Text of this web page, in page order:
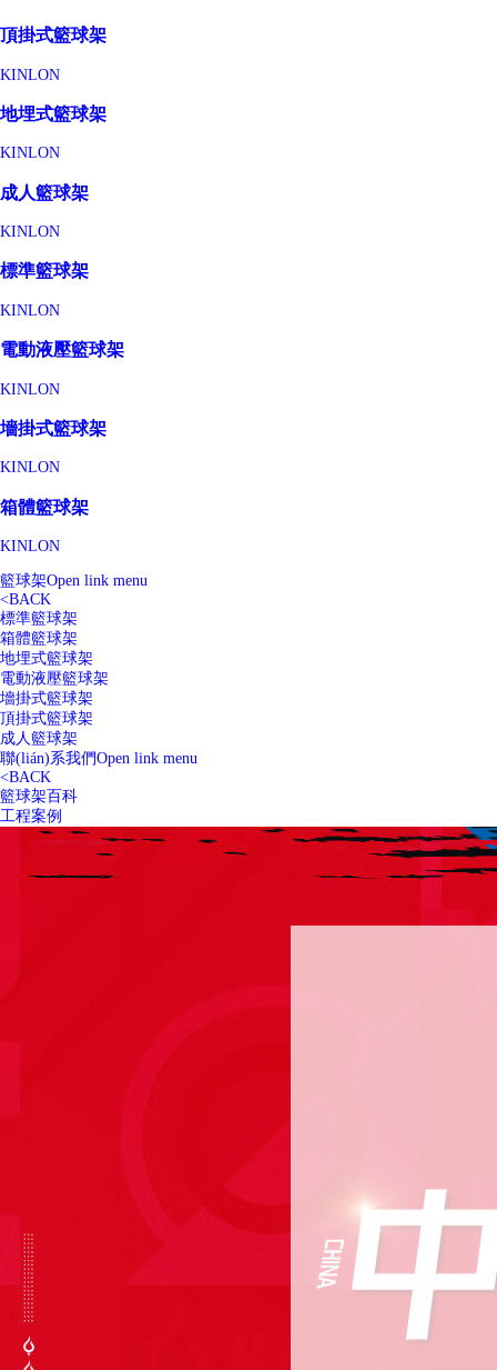
頂掛式籃球架
KINLON
地埋式籃球架
KINLON
成人籃球架
KINLON
標準籃球架
KINLON
電動液壓籃球架
KINLON
墻掛式籃球架
KINLON
箱體籃球架
KINLON
籃球架Open link menu
<BACK
標準籃球架
箱體籃球架
地埋式籃球架
電動液壓籃球架
墻掛式籃球架
頂掛式籃球架
成人籃球架
聯(lián)系我們Open link menu
<BACK
籃球架百科
工程案例